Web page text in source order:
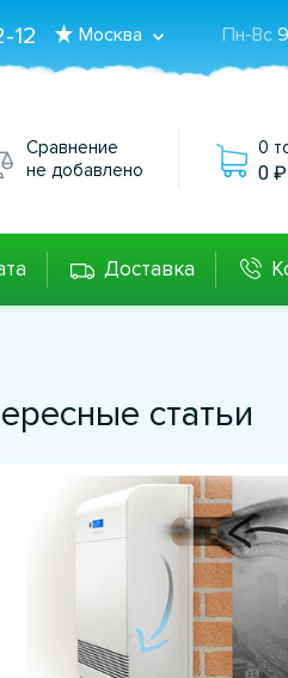
Пн-Вс
Москва
12
Сравнение
не добавлено
0
0
Доставка
статьи